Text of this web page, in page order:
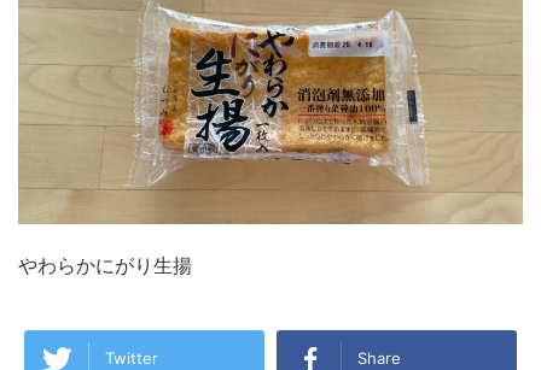
やわらかにがり生揚
Twitter Share